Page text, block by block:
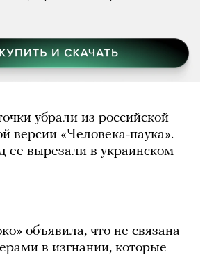
убрали из российской
версии «Человека-паука».
ее вырезали в украинском
объявила, что не связана
в изгнании, которые